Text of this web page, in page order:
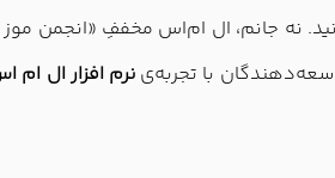
نه جانم، ال ‌ام‌اس مخففِ «انجمن موز
با تجربه‌ی نرم‌ افزار ال ام